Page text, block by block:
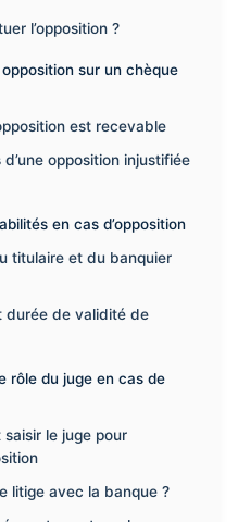
l’opposition ?
sur un chèque
est recevable
opposition injustifiée
en cas d’opposition
titulaire et du banquier
durée de validité de
rôle du juge en cas de
le juge pour
litige avec la banque ?